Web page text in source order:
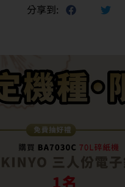
分享到: